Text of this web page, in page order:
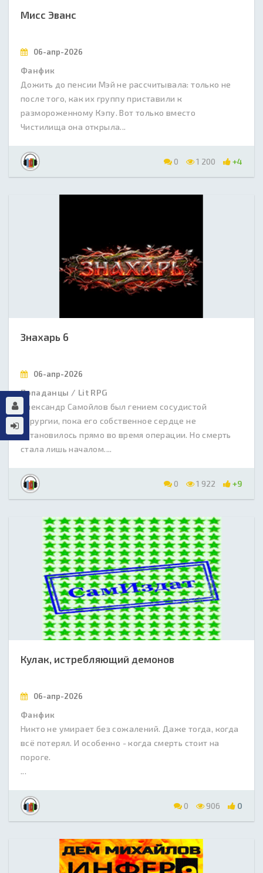
Мисс Эванс
06-апр-2026
Фанфик
Дожить до пенсии Мэй не рассчитывала: только не
после того, как их группу приставили к
размороженному Кэпу. Вот только вместо
Чистилища она открыла...
0 1 200 +4
Знахарь 6
06-апр-2026
Попаданцы / Lit RPG
Александр Самойлов был гением сосудистой
хирургии, пока его собственное сердце не
остановилось прямо во время операции. Но смерть
стала лишь началом....
0 1 922 +9
Кулак, истребляющий демонов
06-апр-2026
Фанфик
Никто не умирает без сожалений. Даже тогда, когда
всё потерял. И особенно - когда смерть стоит на
пороге.
...
0 906 0